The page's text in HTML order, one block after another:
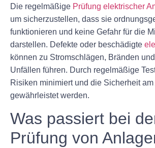
Die regelmäßige Prüfung elektrischer
um sicherzustellen, dass sie
funktionieren und keine Gefahr für die
darstellen. Defekte oder beschädigte
können zu Stromschlägen, Bränden
Unfällen führen. Durch regelmäßige
Risiken minimiert und die Sicherheit
gewährleistet werden.
Was passiert bei
Prüfung von